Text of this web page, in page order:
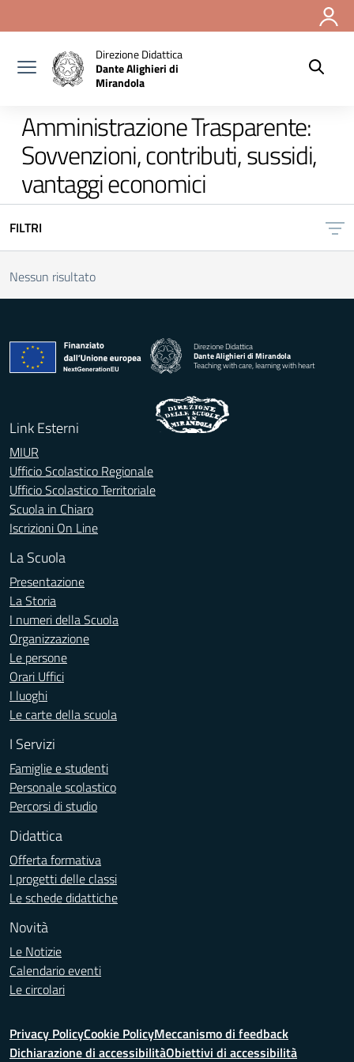
Direzione Didattica
Dante Alighieri di
Mirandola
Amministrazione Trasparente:
Sovvenzioni, contributi, sussidi,
vantaggi economici
FILTRI
Nessun risultato
Direzione Didattica
Dante Alighieri di Mirandola
Teaching with care, learning with heart
Link Esterni
MIUR
Ufficio Scolastico Regionale
Ufficio Scolastico Territoriale
Scuola in Chiaro
Iscrizioni On Line
La Scuola
Presentazione
La Storia
I numeri della Scuola
Organizzazione
Le persone
Orari Uffici
I luoghi
Le carte della scuola
I Servizi
Famiglie e studenti
Personale scolastico
Percorsi di studio
Didattica
Offerta formativa
I progetti delle classi
Le schede didattiche
Novità
Le Notizie
Calendario eventi
Le circolari
Privacy PolicyCookie PolicyMeccanismo di feedback
Dichiarazione di accessibilitàObiettivi di accessibilità